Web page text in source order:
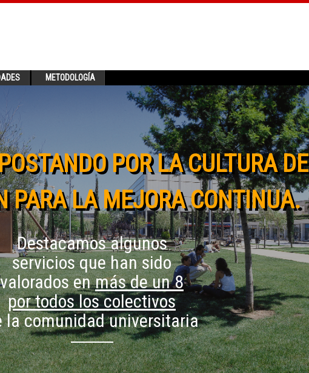
METODOLOGÍA
POR LA CULTURA DE
PARA LA MEJORA CONTINUA.
Destacamos algunos
servicios que han sido
valorados enmás de un 8
por todos los colectivos
la comunidad universitaria